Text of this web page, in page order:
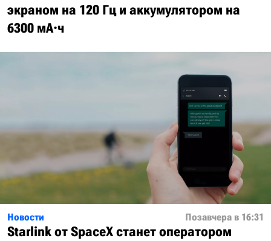
экраном на 120 Гц и аккумулятором на
6300 мА·ч
Новости Позавчера в 16:31
Starlink от SpaceX станет оператором